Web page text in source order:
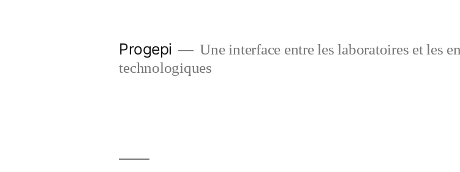
Progepi
Une interface entre les laboratoires et les
technologiques